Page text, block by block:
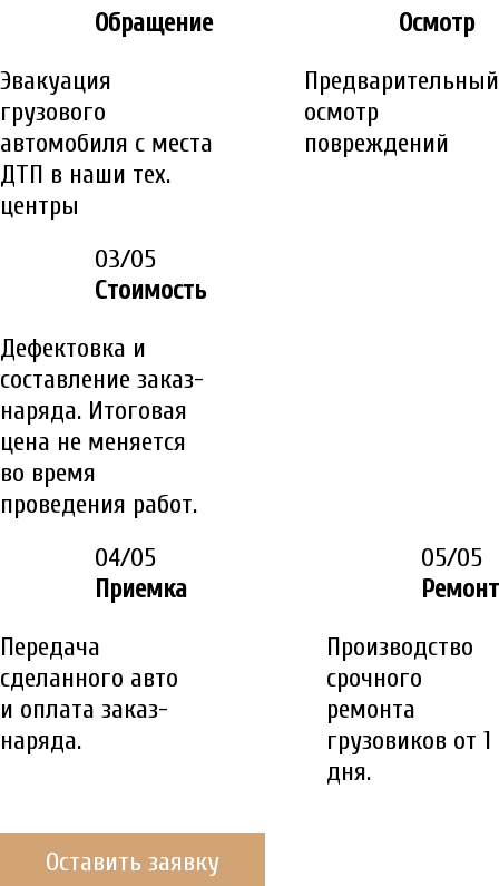
Обращение
Эвакуация
грузового
автомобиля с места
ДТП в наши тех.
центры
Осмотр
Предварительный
осмотр
повреждений
03/05
Стоимость
Дефектовка и
составление заказ-
наряда. Итоговая
цена не меняется
во время
проведения работ.
Оставить заявку
04/05
Приемка
Передача
сделанного авто
и оплата заказ-
наряда.
05/05
Ремонт
Производство
срочного
ремонта
грузовиков от 1
дня.
ДО/ПОСЛЕ